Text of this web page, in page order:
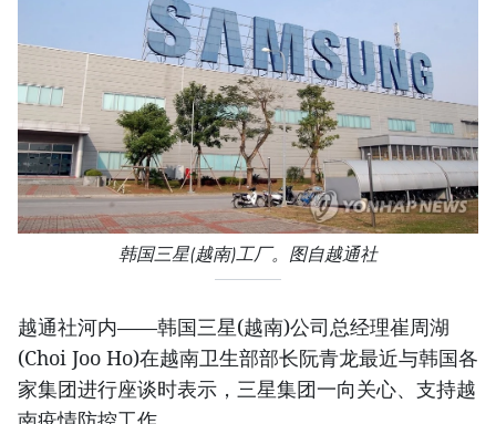
韩国三星(越南)工厂。图自越通社
越通社河内——韩国三星(越南)公司总经理崔周湖
(Choi Joo Ho)在越南卫生部部长阮青龙最近与韩国各
家集团进行座谈时表示，三星集团一向关心、支持越